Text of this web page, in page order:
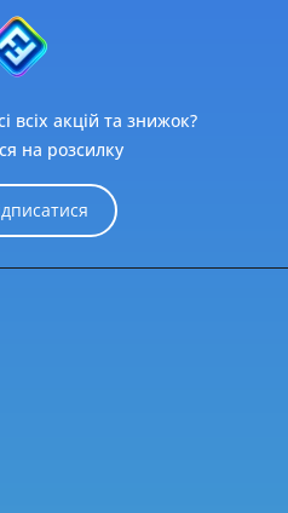
всіх акцій та знижок?
на розсилку